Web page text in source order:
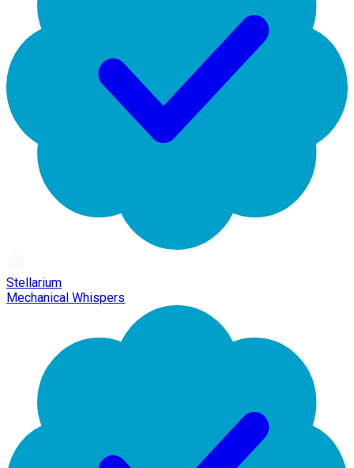
Stellarium
Mechanical Whispers